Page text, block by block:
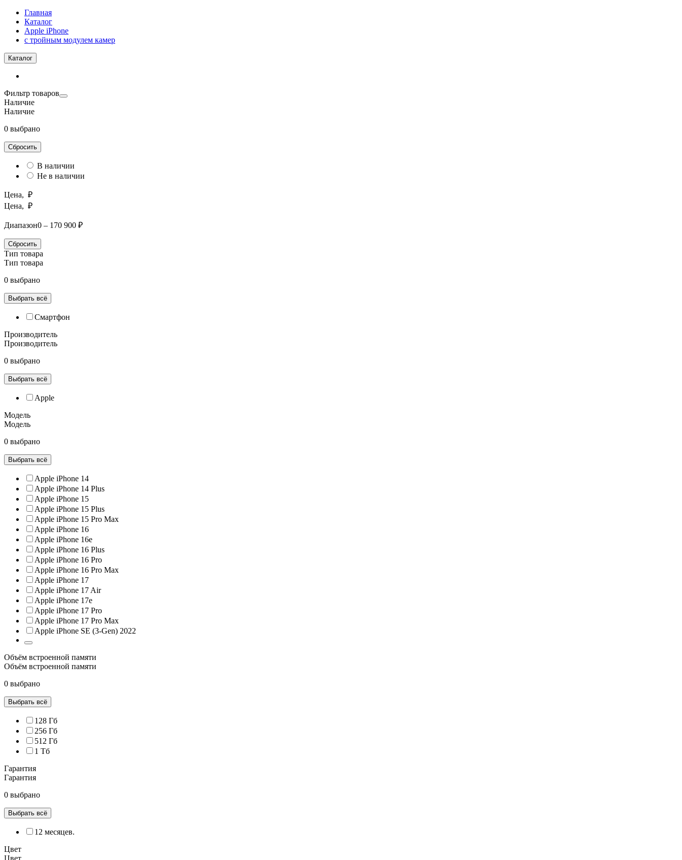
Главная
Каталог
Apple iPhone
с тройным модулем камер
Каталог
Фильтр товаров
Наличие
Наличие
0 выбрано
Сбросить
В наличии
Не в наличии
Цена, ₽
Цена, ₽
Диапазон0 – 170 900 ₽
Сбросить
Тип товара
Тип товара
0 выбрано
Выбрать всё
Смартфон
Производитель
Производитель
0 выбрано
Выбрать всё
Apple
Модель
Модель
0 выбрано
Выбрать всё
Apple iPhone 14
Apple iPhone 14 Plus
Apple iPhone 15
Apple iPhone 15 Plus
Apple iPhone 15 Pro Max
Apple iPhone 16
Apple iPhone 16e
Apple iPhone 16 Plus
Apple iPhone 16 Pro
Apple iPhone 16 Pro Max
Apple iPhone 17
Apple iPhone 17 Air
Apple iPhone 17e
Apple iPhone 17 Pro
Apple iPhone 17 Pro Max
Apple iPhone SE (3-Gen) 2022
Объём встроенной памяти
Объём встроенной памяти
0 выбрано
Выбрать всё
128 Гб
256 Гб
512 Гб
1 Тб
Гарантия
Гарантия
0 выбрано
Выбрать всё
12 месяцев.
Цвет
Цвет